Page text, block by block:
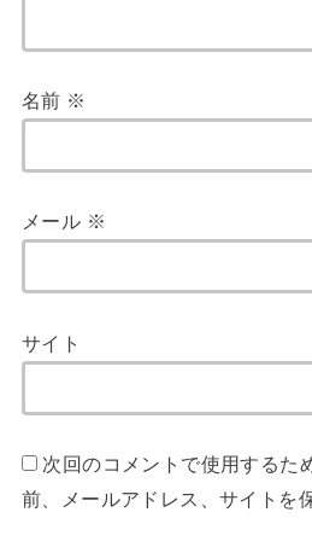
名前 ※
メール ※
サイト
次回のコメントで使用するた
前、メールアドレス、サイトを